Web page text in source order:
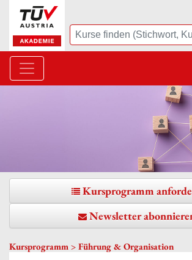
Suche
Kursprogramm > Führung & Organisation
Kursprogramm
Newsletter